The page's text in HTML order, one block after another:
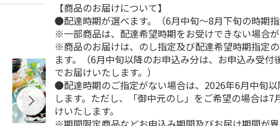
【商品のお届けについて】
●配達時期が選べます。（6月中旬～8月下旬の時期指
※一部商品は、配達希望時期をお受けできない場合が
※商品のお届けは、のし指定及び配達希望時期指定
ます。（6月中旬以降のお申込み分は、お申込み受付
でお届けいたします。）
●配達時期のご指定がない場合は、2026年6月中旬
します。ただし、「御中元のし」をご希望の場合は7
けいたします。